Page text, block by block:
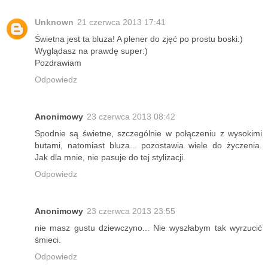
Unknown 21 czerwca 2013 17:41
Świetna jest ta bluza! A plener do zjęć po prostu boski:)
Wyglądasz na prawdę super:)
Pozdrawiam
Odpowiedz
Anonimowy 23 czerwca 2013 08:42
Spodnie są świetne, szczególnie w połączeniu z wysokimi
butami, natomiast bluza... pozostawia wiele do życzenia.
Jak dla mnie, nie pasuje do tej stylizacji.
Odpowiedz
Anonimowy 23 czerwca 2013 23:55
nie masz gustu dziewczyno... Nie wyszłabym tak wyrzucić
śmieci.
Odpowiedz